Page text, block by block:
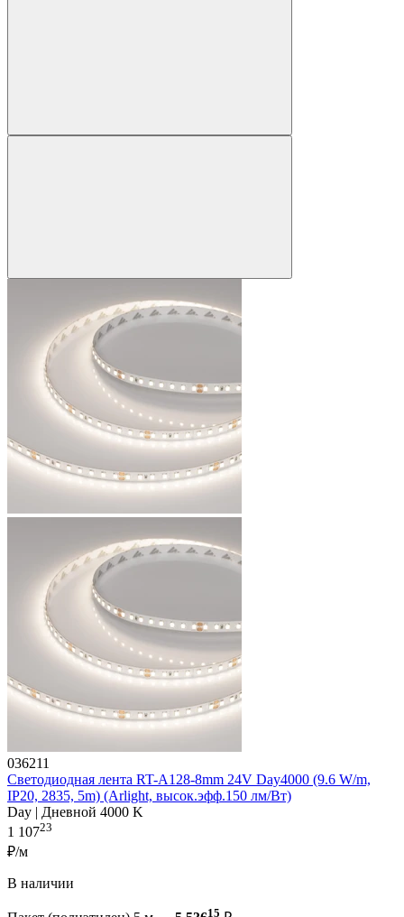
036211
Светодиодная лента RT-A128-8mm 24V Day4000 (9.6 W/m,
IP20, 2835, 5m) (Arlight, высок.эфф.150 лм/Вт)
Day | Дневной 4000 K
1 10723
₽/м
В наличии
15